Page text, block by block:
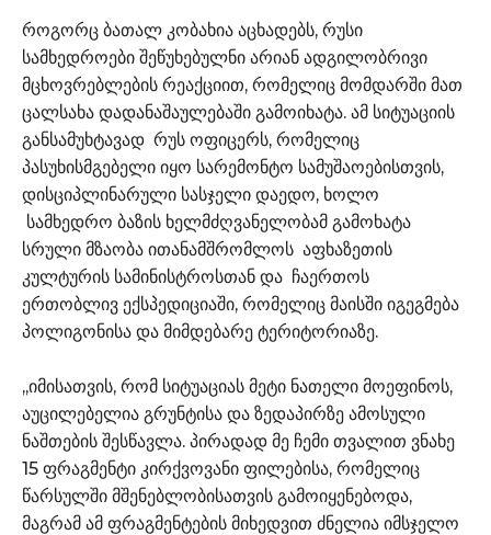
როგორც ბათალ კობახია აცხადებს, რუსი
სამხედროები შეწუხებულნი არიან ადგილობრივი
მცხოვრებლების რეაქციით, რომელიც მომდარში მათ
ცალსახა დადანაშაულებაში გამოიხატა. ამ სიტუაციის
განსამუხტავად რუს ოფიცერს, რომელიც
პასუხისმგებელი იყო სარემონტო სამუშაოებისთვის,
დისციპლინარული სასჯელი დაედო, ხოლო
სამხედრო ბაზის ხელმძღვანელობამ გამოხატა
სრული მზაობა ითანამშრომლოს აფხაზეთის
კულტურის სამინისტროსთან და ჩაერთოს
ერთობლივ ექსპედიციაში, რომელიც მაისში იგეგმება
პოლიგონისა და მიმდებარე ტერიტორიაზე.
,,იმისათვის, რომ სიტუაციას მეტი ნათელი მოეფინოს,
აუცილებელია გრუნტისა და ზედაპირზე ამოსული
ნაშთების შესწავლა. პირადად მე ჩემი თვალით ვნახე
15 ფრაგმენტი კირქვოვანი ფილებისა, რომელიც
წარსულში მშენებლობისათვის გამოიყენებოდა,
მაგრამ ამ ფრაგმენტების მიხედვით ძნელია იმსჯელო